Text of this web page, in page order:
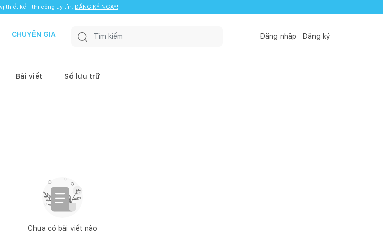
thiết kế - thi công uy tín. ĐĂNG KÝ NGAY!
CHUYÊN GIA Đăng nhập Đăng ký
Bài viết Sổ lưu trữ
Chưa có bài viết nào